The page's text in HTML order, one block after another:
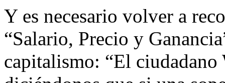
Y es necesario volver a
“Salario, Precio y
capitalismo: “El